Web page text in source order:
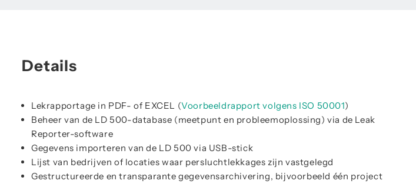
Details
Lekrapportage in PDF- of EXCEL (Voorbeeldrapport volgens ISO 50001)
Beheer van de LD 500-database (meetpunt en probleemoplossing) via de Leak
Reporter-software
Gegevens importeren van de LD 500 via USB-stick
Lijst van bedrijven of locaties waar persluchtlekkages zijn vastgelegd
Gestructureerde en transparante gegevensarchivering, bijvoorbeeld één project